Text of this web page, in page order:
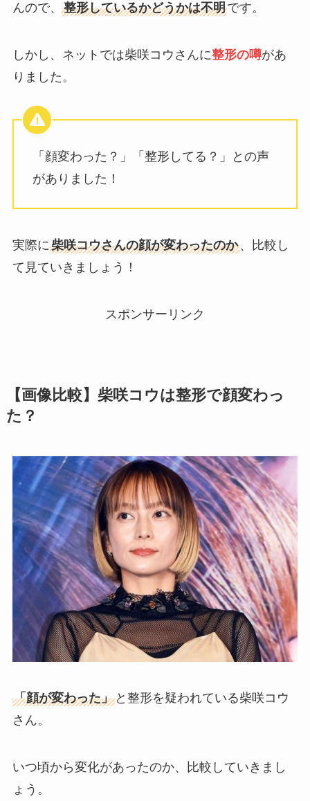
んので、 整形しているかどうかは不明です。
しかし、ネットでは柴咲コウさんに整形の噂があ
りました。
「顔変わった？」「整形してる？」との声
がありました！
実際に柴咲コウさんの顔が変わったのか、比較し
て見ていきましょう！
スポンサーリンク
【画像比較】柴咲コウは整形で顔変わっ
た？
「顔が変わった」と整形を疑われている柴咲コウ
さん。
いつ頃から変化があったのか、比較していきまし
ょう。